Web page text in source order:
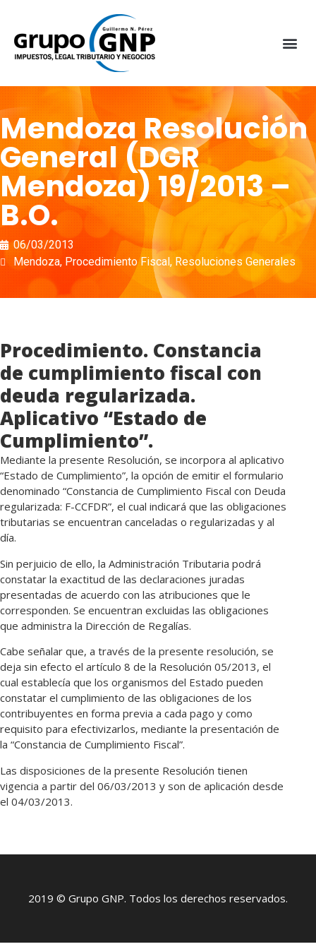
Mendoza Resolución
General (DGR
Mendoza) 19/2013 –
B.O.
06/03/2013
Mendoza, Procedimiento Fiscal, Resoluciones Generales
Procedimiento. Constancia
de cumplimiento fiscal con
deuda regularizada.
Aplicativo “Estado de
Cumplimiento”.
Mediante la presente Resolución, se incorpora al aplicativo
“Estado de Cumplimiento”, la opción de emitir el formulario
denominado “Constancia de Cumplimiento Fiscal con Deuda
regularizada: F-CCFDR”, el cual indicará que las obligaciones
tributarias se encuentran canceladas o regularizadas y al
día.
Sin perjuicio de ello, la Administración Tributaria podrá
constatar la exactitud de las declaraciones juradas
presentadas de acuerdo con las atribuciones que le
corresponden. Se encuentran excluidas las obligaciones
que administra la Dirección de Regalías.
Cabe señalar que, a través de la presente resolución, se
deja sin efecto el artículo 8 de la Resolución 05/2013, el
cual establecía que los organismos del Estado pueden
constatar el cumplimiento de las obligaciones de los
contribuyentes en forma previa a cada pago y como
requisito para efectivizarlos, mediante la presentación de
la “Constancia de Cumplimiento Fiscal”.
Las disposiciones de la presente Resolución tienen
vigencia a partir del 06/03/2013 y son de aplicación desde
el 04/03/2013.
2019 © Grupo GNP. Todos los derechos reservados.